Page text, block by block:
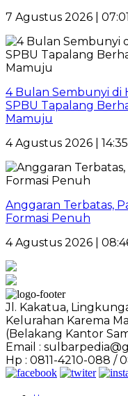
7 Agustus 2026 |
4 Bulan Sembunyi di
SPBU Tapalang
Mamuju
4 Agustus 2026 |
Anggaran Terbatas,
Formasi Penuh
4 Agustus 2026 |
Jl. Kakatua,
Kelurahan Karema
(Belakang Kantor
Email :
Hp : 0811-4210-088 /